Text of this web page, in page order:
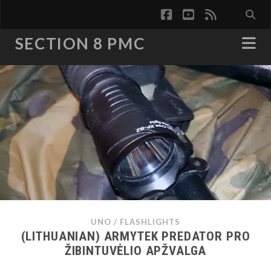
facebook
youtube
rss
SECTION 8 PMC
UNO / FLASHLIGHTS
(LITHUANIAN) ARMYTEK PREDATOR PRO
ŽIBINTUVĖLIO APŽVALGA